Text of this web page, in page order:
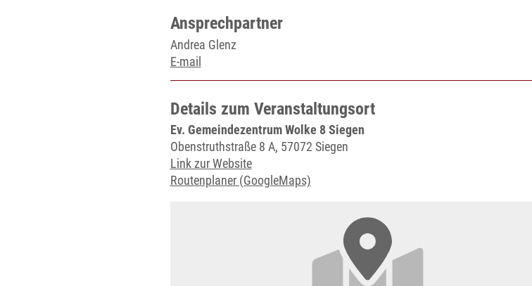
Ansprechpartner
Andrea Glenz
E-mail
Details zum Veranstaltungsort
Ev. Gemeindezentrum Wolke 8 Siegen
Obenstruthstraße 8 A, 57072 Siegen
Link zur Website
Routenplaner (GoogleMaps)